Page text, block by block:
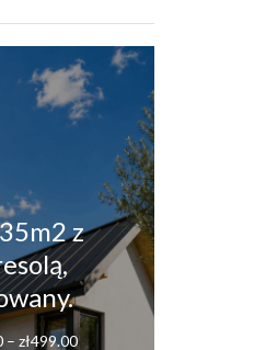
z
– zł499.00Zakres